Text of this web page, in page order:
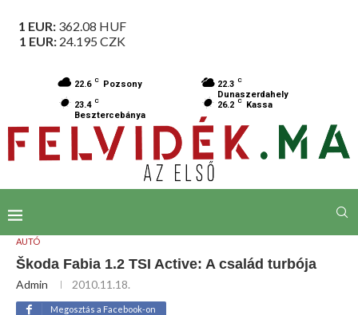
1 EUR: 362.08 HUF
1 EUR: 24.195 CZK
22.6 C Pozsony 22.3 C
Dunaszerdahely
23.4 C
Besztercebánya
26.2 C Kassa
AUTÓ
Škoda Fabia 1.2 TSI Active: A család turbója
Admin 2010.11.18.
Megosztás a Facebook-on